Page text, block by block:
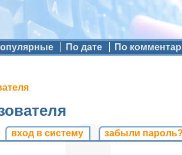
По дате По
вкладка)
вход в систему забыли пароль?